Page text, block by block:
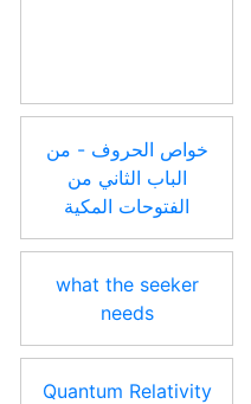
خواص الحروف - من
الباب الثاني من
الفتوحات المكية
what the seeker
needs
Quantum Relativity